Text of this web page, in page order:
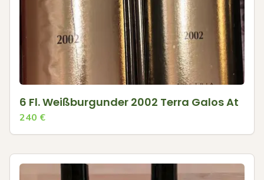
6 Fl. Weißburgunder 2002 Terra Galos At
240 €